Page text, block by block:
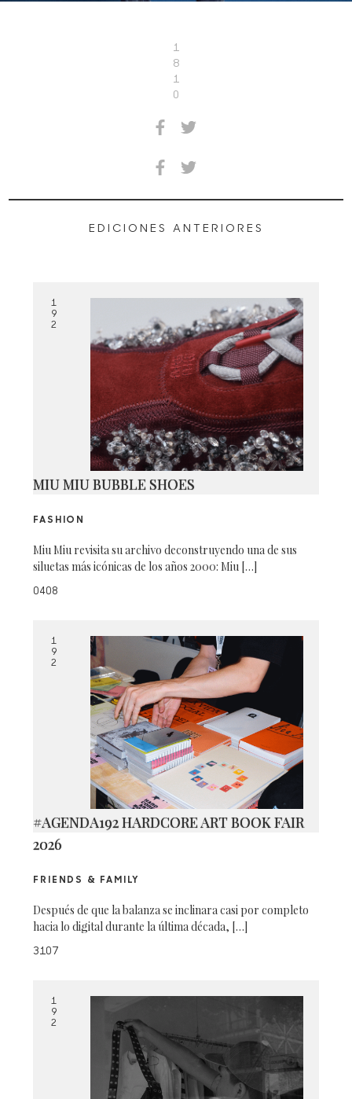
1
8
1
0
EDICIONES ANTERIORES
1
9
2
MIU MIU BUBBLE SHOES
FASHION
Miu Miu revisita su archivo deconstruyendo una de sus
siluetas más icónicas de los años 2000: Miu […]
0408
1
9
2
#AGENDA192 HARDCORE ART BOOK FAIR
2026
FRIENDS & FAMILY
Después de que la balanza se inclinara casi por completo
hacia lo digital durante la última década, […]
3107
1
9
2